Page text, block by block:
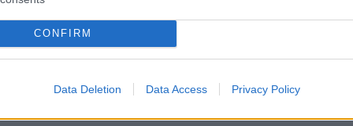
CONFIRM
Data Deletion Data Access Privacy Policy
σύγχρονες εγκαταστάσεις σχεδιασμένες
και ευεξία, φιλοδοξούν να
που αφορούν την τοπική